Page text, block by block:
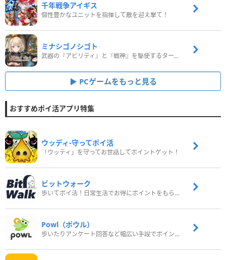
千年戦争アイギス
個性豊かなユニットを指揮して敵を迎え撃て！
ミナシゴノシゴト
武器の『アビリティ』と『戦神』を駆使するターン制コマンドバトルRPG！
PCゲームをもっと見る
おすすめポイ活アプリ特集
ウッディ‐守ってポイ活
「ウッディ」を守ってお世話してポイントゲット！
ビットウォーク
歩いてポイ活！日常生活でお得にポイントをもらおう
Powl（ポウル）
歩いたりアンケート回答など幅広い手段でポイントをゲット